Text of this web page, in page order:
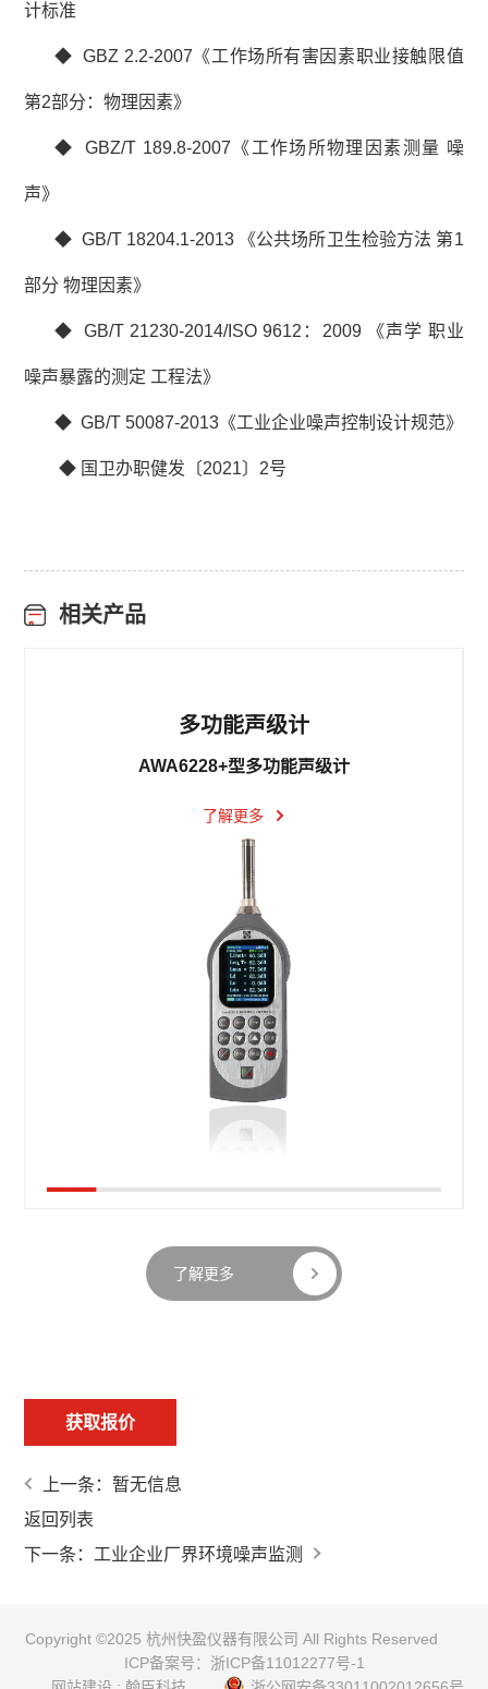
计标准
◆ GBZ 2.2-2007《工作场所有害因素职业接触限值
第2部分：物理因素》
◆ GBZ/T 189.8-2007《工作场所物理因素测量 噪
声》
◆ GB/T 18204.1-2013 《公共场所卫生检验方法 第1
部分 物理因素》
◆ GB/T 21230-2014/ISO 9612：2009 《声学 职业
噪声暴露的测定 工程法》
◆ GB/T 50087-2013《工业企业噪声控制设计规范》
◆ 国卫办职健发〔2021〕2号
相关产品
多功能声级计
AWA6228+型多功能声级计
了解更多
了解更多
获取报价
上一条：暂无信息
返回列表
下一条：工业企业厂界环境噪声监测
Copyright ©2025 杭州快盈仪器有限公司 All Rights Reserved
ICP备案号：浙ICP备11012277号-1